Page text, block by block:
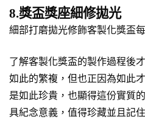
8.獎盃獎座細修拋光
細部打磨拋光修飾客製化獎盃
了解客製化獎盃的製作過程後
如此的繁複，但也正因為如此
是如此珍貴，也顯得這份實質
具紀念意義，值得珍藏並且記